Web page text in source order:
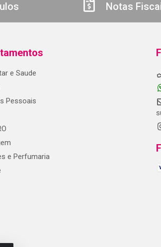
Notas
e Saude
Pessoais
e Perfumaria